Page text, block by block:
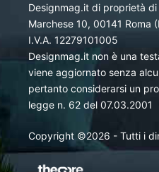
Designmag.it di proprietà
Marchese 10, 00141 Roma
I.V.A. 12279101005
Designmag.it non è una
viene aggiornato senza
pertanto considerarsi un
legge n. 62 del 07.03.2001
Copyright ©2026 - Tutti i